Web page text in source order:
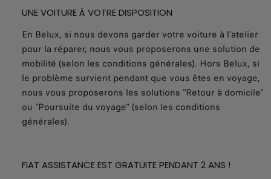
UNE VOITURE À VOTRE DISPOSITION
En Belux, si nous devons garder votre voiture à l'atelier
pour la réparer, nous vous proposerons une solution de
mobilité (selon les conditions générales). Hors Belux, si
le problème survient pendant que vous êtes en voyage,
nous vous proposerons les solutions "Retour à domicile"
ou "Poursuite du voyage" (selon les conditions
générales).
FIAT ASSISTANCE EST GRATUITE PENDANT 2 ANS !